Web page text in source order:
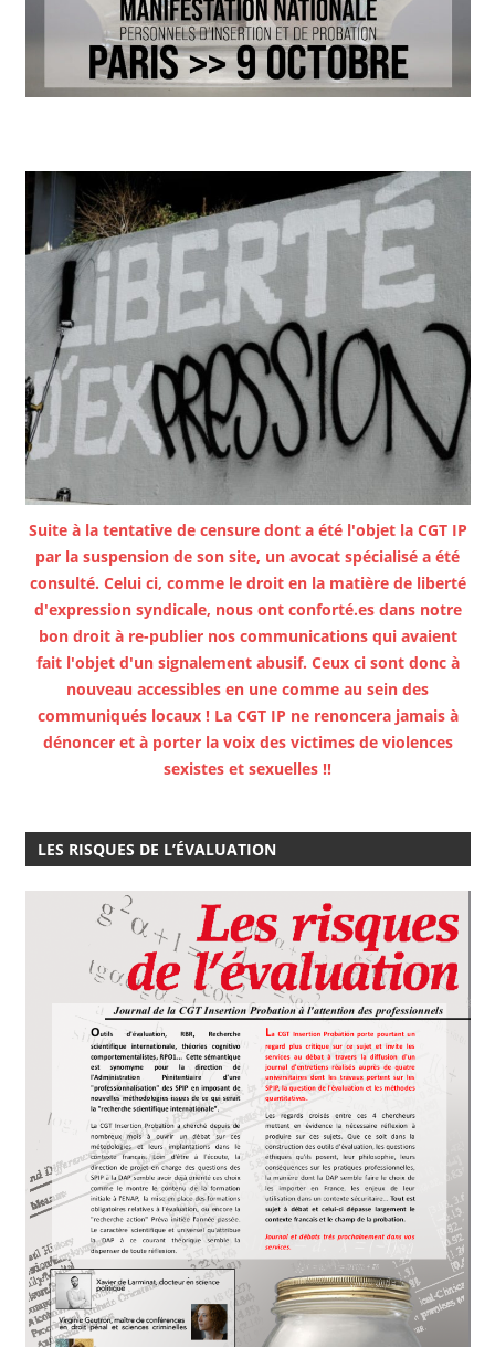
Suite à la tentative de censure dont a été l'objet la CGT IP
par la suspension de son site, un avocat spécialisé a été
consulté. Celui ci, comme le droit en la matière de liberté
d'expression syndicale, nous ont conforté.es dans notre
bon droit à re-publier nos communications qui avaient
fait l'objet d'un signalement abusif. Ceux ci sont donc à
nouveau accessibles en une comme au sein des
communiqués locaux ! La CGT IP ne renoncera jamais à
dénoncer et à porter la voix des victimes de violences
sexistes et sexuelles !!
LES RISQUES DE L’ÉVALUATION